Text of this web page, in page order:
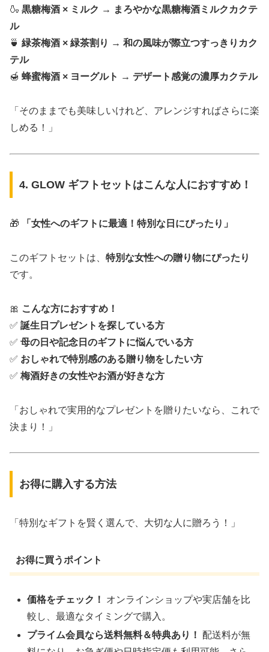
🍶 黒糖梅酒 × ミルク → まろやかな黒糖梅酒ミルクカクテ
ル
🍵 緑茶梅酒 × 緑茶割り → 和の風味が際立つすっきりカク
テル
🍯 蜂蜜梅酒 × ヨーグルト → デザート感覚の濃厚カクテル
「そのままでも美味しいけれど、アレンジすればさらに楽
しめる！」
4. GLOW ギフトセットはこんな人におすすめ！
🎁 「女性へのギフトに最適！特別な日にぴったり」
このギフトセットは、 特別な女性への贈り物にぴったり
です。
🎀 こんな方におすすめ！
✅ 誕生日プレゼントを探している方
✅ 母の日や記念日のギフトに悩んでいる方
✅ おしゃれで特別感のある贈り物をしたい方
✅ 梅酒好きの女性やお酒が好きな方
「おしゃれで実用的なプレゼントを贈りたいなら、これで
決まり！」
お得に購入する方法
「特別なギフトを賢く選んで、大切な人に贈ろう！」
お得に買うポイント
価格をチェック！
オンラインショップや実店舗を比
較し、最適なタイミングで購入。
プライム会員なら送料無料＆特典あり！
配送料が無